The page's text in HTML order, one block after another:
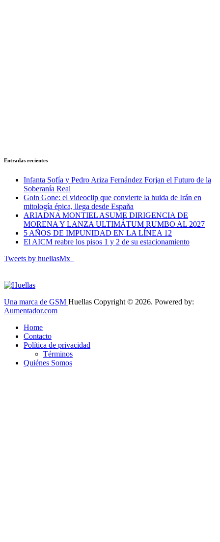
Entradas recientes
Infanta Sofía y Pedro Ariza Fernández Forjan el Futuro de la
Soberanía Real
Goin Gone: el videoclip que convierte la huida de Irán en
mitología épica, llega desde España
ARIADNA MONTIEL ASUME DIRIGENCIA DE
MORENA Y LANZA ULTIMÁTUM RUMBO AL 2027
5 AÑOS DE IMPUNIDAD EN LA LÍNEA 12
El AICM reabre los pisos 1 y 2 de su estacionamiento
Tweets by huellasMx_
Una marca de GSM Huellas Copyright © 2026. Powered by:
Aumentador.com
Home
Contacto
Política de privacidad
Términos
Quiénes Somos